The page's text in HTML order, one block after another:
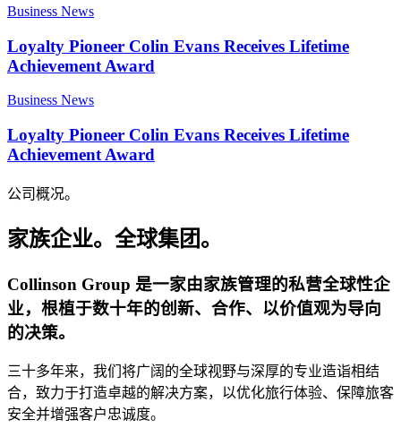
Business News
Loyalty Pioneer Colin Evans Receives Lifetime
Achievement Award
Business News
Loyalty Pioneer Colin Evans Receives Lifetime
Achievement Award
公司概况。
家族企业。全球集团。
Collinson Group 是一家由家族管理的私营全球性企
业，根植于数十年的创新、合作、以价值观为导向
的决策。
三十多年来，我们将广阔的全球视野与深厚的专业造诣相结
合，致力于打造卓越的解决方案，以优化旅行体验、保障旅客
安全并增强客户忠诚度。